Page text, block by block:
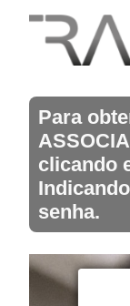
Para
clicando
senha.